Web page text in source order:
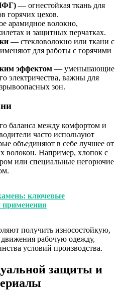
— огнестойкая ткань для
горячих цехов.
арамидное волокно,
и защитных перчатках.
— стекловолокно или ткани с
для работы с горячими
эффектом — уменьшающие
электричества, важны для
зон.
баланса между комфортом и
часто используют
объединяют в себе лучшее от
волокон. Например, хлопок с
или специальные негорючие
ключевые
применения
получить износостойкую,
рабочую одежду,
условий производства.
защиты и